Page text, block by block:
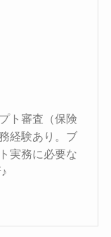
ト審査（保険
経験あり。ブ
実務に必要な